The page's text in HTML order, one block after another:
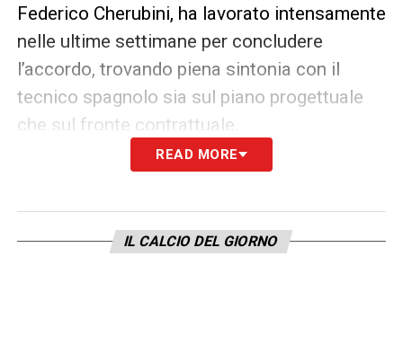
Federico Cherubini, ha lavorato intensamente
nelle ultime settimane per concludere
l’accordo, trovando piena sintonia con il
tecnico spagnolo sia sul piano progettuale
che sul fronte contrattuale.
si prepara dunque ad accogliere
inizierà il lavoro sul campo in vista del ritiro
estivo. L’obiettivo è chiaro: dare continuità
READ MORE
IL CALCIO DEL GIORNO